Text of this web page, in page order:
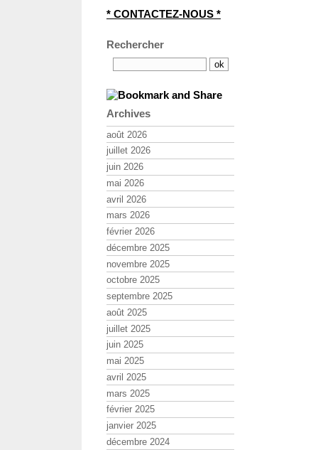
* CONTACTEZ-NOUS *
Rechercher
Archives
août 2026
juillet 2026
juin 2026
mai 2026
avril 2026
mars 2026
février 2026
décembre 2025
novembre 2025
octobre 2025
septembre 2025
août 2025
juillet 2025
juin 2025
mai 2025
avril 2025
mars 2025
février 2025
janvier 2025
décembre 2024